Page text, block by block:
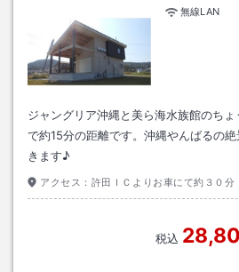
無線LAN
ジャングリア沖縄と美ら海水族館のち
で約15分の距離です。沖縄やんばるの
きます♪
アクセス： 許田ＩＣよりお車にて約３０分
税込